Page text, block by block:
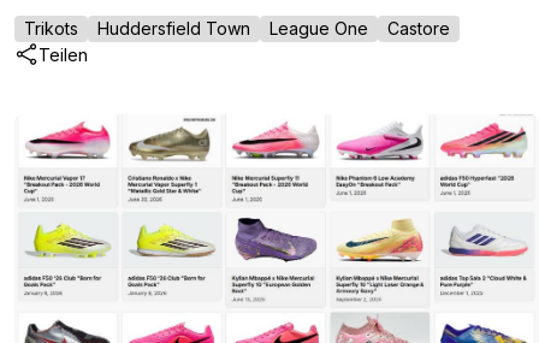
Trikots Huddersfield Town League One
Castore
Teilen